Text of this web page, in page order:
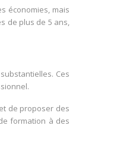
économies, mais
de plus de 5 ans,
Ces
de proposer des
formation à des